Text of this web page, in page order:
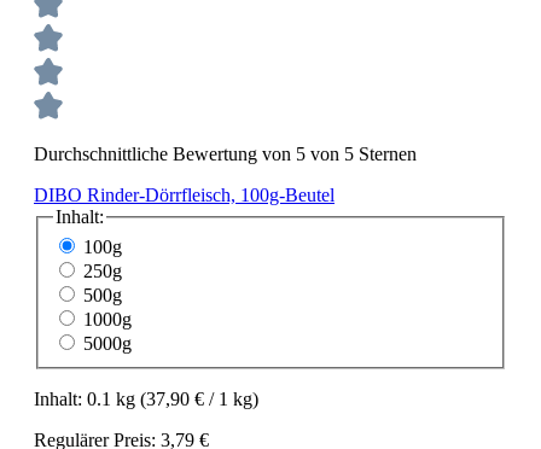
Durchschnittliche Bewertung von 5 von 5 Sternen
DIBO Rinder-Dörrfleisch, 100g-Beutel
Inhalt:
100g
250g
500g
1000g
5000g
Inhalt: 0.1 kg (37,90 € / 1 kg)
Regulärer Preis: 3,79 €